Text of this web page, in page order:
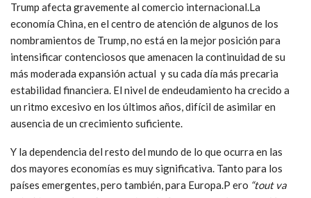
Trump afecta gravemente al comercio internacional.La
economía China, en el centro de atención de algunos de los
nombramientos de Trump, no está en la mejor posición para
intensificar contenciosos que amenacen la continuidad de su
más moderada expansión actual y su cada día más precaria
estabilidad financiera. El nivel de endeudamiento ha crecido a
un ritmo excesivo en los últimos años, difícil de asimilar en
ausencia de un crecimiento suficiente.
Y la dependencia del resto del mundo de lo que ocurra en las
dos mayores economías es muy significativa. Tanto para los
países emergentes, pero también, para Europa.P ero “tout va